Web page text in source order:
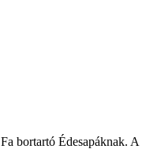
bortartó Édesapáknak. A